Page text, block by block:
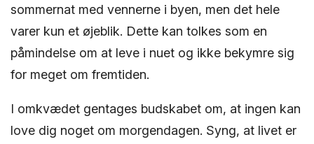
sommernat med vennerne i byen, men det hele
varer kun et øjeblik. Dette kan tolkes som en
påmindelse om at leve i nuet og ikke bekymre sig
for meget om fremtiden.
I omkvædet gentages budskabet om, at ingen kan
love dig noget om morgendagen. Syng, at livet er